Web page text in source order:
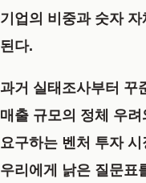
기업의 비중과 숫자
된다.
과거 실태조사부터 꾸
매출 규모의 정체 우
요구하는 벤처 투자
우리에게 낡은 질문표